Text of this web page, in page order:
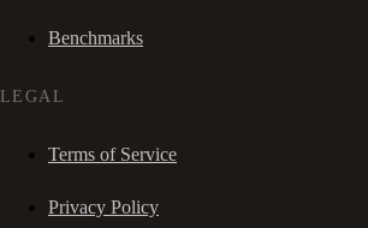
Benchmarks
LEGAL
Terms of Service
Privacy Policy